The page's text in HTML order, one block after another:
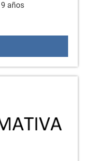
años
de Ukelele